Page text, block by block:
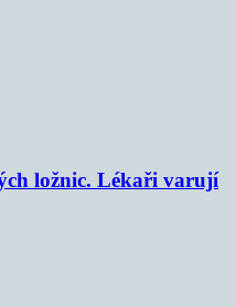
ložnic. Lékaři varují